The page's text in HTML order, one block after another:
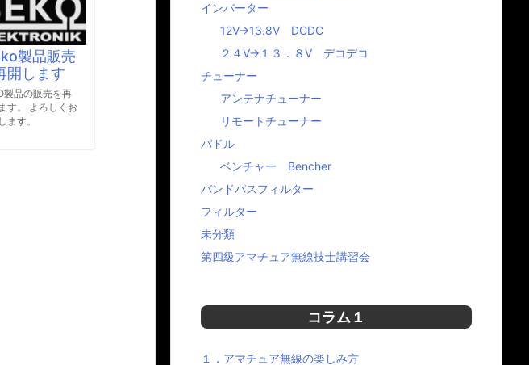
フジインダスト
リー アルミポ
ール扱います
工人舎正規代理
工人舎の正規代理店に
お問合せください。
引き可能ですよ。お見
積りはお問合せくださ
第3級、4級ア
マチュア無線技
士講習会
インバーター
12V→13.8V DCDC
２４V→１３．８V デコデコ
チューナー
アンテナチューナー
リモートチューナー
パドル
ベンチャー Bencher
バンドパスフィルター
フィルター
未分類
第四級アマチュア無線技士講習会
コラム１
１．アマチュア無線の楽しみ方